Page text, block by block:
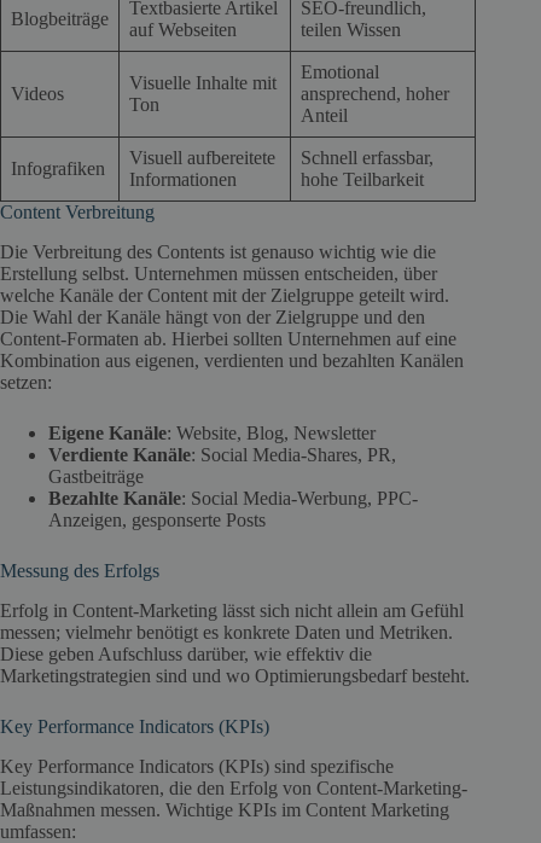
Blogbeiträge
Textbasierte Artikel
auf Webseiten
SEO-freundlich,
teilen Wissen
Videos
Visuelle Inhalte mit
Ton
Emotional
ansprechend, hoher
Anteil
Infografiken
Visuell aufbereitete
Informationen
Schnell erfassbar,
hohe Teilbarkeit
Content Verbreitung
Die Verbreitung des Contents ist genauso wichtig wie die
Erstellung selbst. Unternehmen müssen entscheiden, über
welche Kanäle der Content mit der Zielgruppe geteilt wird.
Die Wahl der Kanäle hängt von der Zielgruppe und den
Content-Formaten ab. Hierbei sollten Unternehmen auf eine
Kombination aus eigenen, verdienten und bezahlten Kanälen
setzen:
Eigene Kanäle: Website, Blog, Newsletter
Verdiente Kanäle: Social Media-Shares, PR,
Gastbeiträge
Bezahlte Kanäle: Social Media-Werbung, PPC-
Anzeigen, gesponserte Posts
Messung des Erfolgs
Erfolg in Content-Marketing lässt sich nicht allein am Gefühl
messen; vielmehr benötigt es konkrete Daten und Metriken.
Diese geben Aufschluss darüber, wie effektiv die
Marketingstrategien sind und wo Optimierungsbedarf besteht.
Key Performance Indicators (KPIs)
Key Performance Indicators (KPIs) sind spezifische
Leistungsindikatoren, die den Erfolg von Content-Marketing-
Maßnahmen messen. Wichtige KPIs im Content Marketing
umfassen: